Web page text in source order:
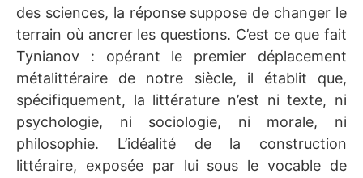
des sciences, la réponse suppose de changer le
terrain où ancrer les questions. C’est ce que fait
Tynianov : opérant le premier déplacement
métalittéraire de notre siècle, il établit que,
spécifiquement, la littérature n’est ni texte, ni
psychologie, ni sociologie, ni morale, ni
philosophie. L’idéalité de la construction
littéraire, exposée par lui sous le vocable de